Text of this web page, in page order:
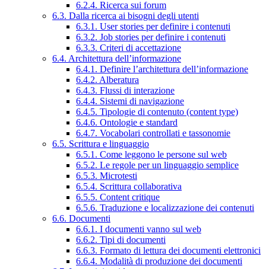
6.2.4. Ricerca sui forum
6.3. Dalla ricerca ai bisogni degli utenti
6.3.1. User stories per definire i contenuti
6.3.2. Job stories per definire i contenuti
6.3.3. Criteri di accettazione
6.4. Architettura dell’informazione
6.4.1. Definire l’architettura dell’informazione
6.4.2. Alberatura
6.4.3. Flussi di interazione
6.4.4. Sistemi di navigazione
6.4.5. Tipologie di contenuto (content type)
6.4.6. Ontologie e standard
6.4.7. Vocabolari controllati e tassonomie
6.5. Scrittura e linguaggio
6.5.1. Come leggono le persone sul web
6.5.2. Le regole per un linguaggio semplice
6.5.3. Microtesti
6.5.4. Scrittura collaborativa
6.5.5. Content critique
6.5.6. Traduzione e localizzazione dei contenuti
6.6. Documenti
6.6.1. I documenti vanno sul web
6.6.2. Tipi di documenti
6.6.3. Formato di lettura dei documenti elettronici
6.6.4. Modalità di produzione dei documenti